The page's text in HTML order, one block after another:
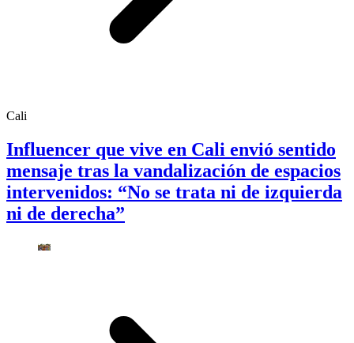
Cali
Influencer que vive en Cali envió sentido
mensaje tras la vandalización de espacios
intervenidos: “No se trata ni de izquierda
ni de derecha”